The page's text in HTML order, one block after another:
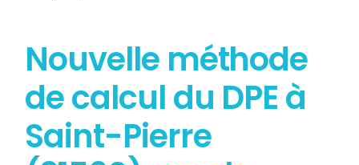
Nouvelle méthode
de calcul du DPE à
Saint-Pierre